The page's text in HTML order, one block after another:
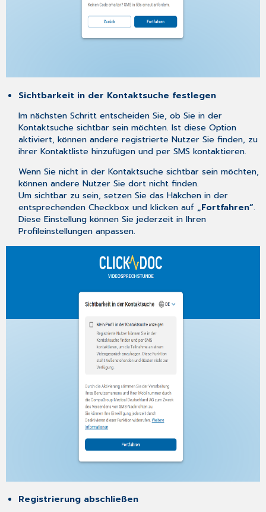
Sichtbarkeit in der Kontaktsuche festlegen
Im nächsten Schritt entscheiden Sie, ob Sie in der
Kontaktsuche sichtbar sein möchten. Ist diese Option
aktiviert, können andere registrierte Nutzer Sie finden, zu
ihrer Kontaktliste hinzufügen und per SMS kontaktieren.
Wenn Sie nicht in der Kontaktsuche sichtbar sein möchten,
können andere Nutzer Sie dort nicht finden.
Um sichtbar zu sein, setzen Sie das Häkchen in der
entsprechenden Checkbox und klicken auf „Fortfahren“.
Diese Einstellung können Sie jederzeit in Ihren
Profileinstellungen anpassen.
Registrierung abschließen